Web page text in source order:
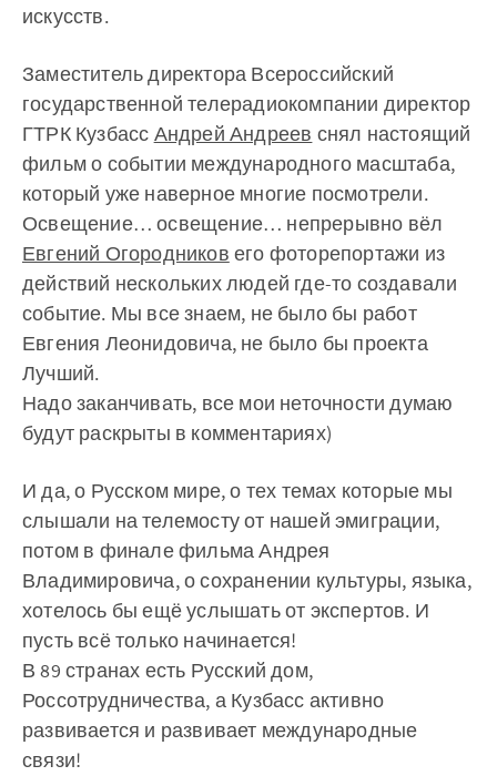
искусств.
Заместитель директора Всероссийский
государственной телерадиокомпании директор
ГТРК Кузбасс Андрей Андреев снял настоящий
фильм о событии международного масштаба,
который уже наверное многие посмотрели.
Освещение… освещение… непрерывно вёл
Евгений Огородников его фоторепортажи из
действий нескольких людей где-то создавали
событие. Мы все знаем, не было бы работ
Евгения Леонидовича, не было бы проекта
Лучший.
Надо заканчивать, все мои неточности думаю
будут раскрыты в комментариях)
И да, о Русском мире, о тех темах которые мы
слышали на телемосту от нашей эмиграции,
потом в финале фильма Андрея
Владимировича, о сохранении культуры, языка,
хотелось бы ещё услышать от экспертов. И
пусть всё только начинается!
В 89 странах есть Русский дом,
Россотрудничества, а Кузбасс активно
развивается и развивает международные
связи!